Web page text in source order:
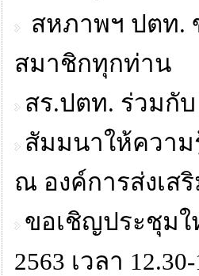
สหภาพฯ ปตท.
สมาชิกทุกท่าน
สร.ปตท. ร่วมกั
สัมมนาให้ความ
ณ องค์การส่งเส
ขอเชิญประชุม
2563 เวลา